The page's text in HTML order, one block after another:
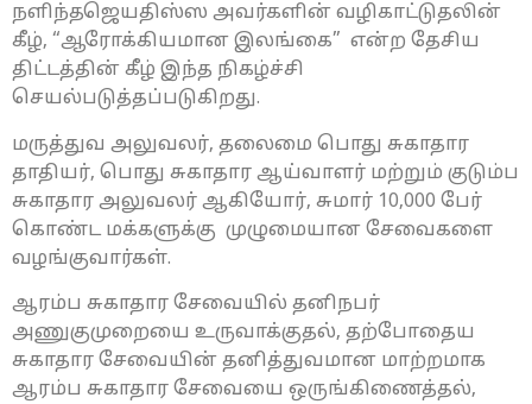
நளிந்தஜெயதிஸ்ஸ அவர்களின் வழிகாட்டுதலின்
கீழ், “ஆரோக்கியமான இலங்கை” என்ற தேசிய
திட்டத்தின் கீழ் இந்த நிகழ்ச்சி
செயல்படுத்தப்படுகிறது.
மருத்துவ அலுவலர், தலைமை பொது சுகாதார
தாதியர், பொது சுகாதார ஆய்வாளர் மற்றும் குடும்ப
சுகாதார அலுவலர் ஆகியோர், சுமார் 10,000 பேர்
கொண்ட மக்களுக்கு முழுமையான சேவைகளை
வழங்குவார்கள்.
ஆரம்ப சுகாதார சேவையில் தனிநபர்
அணுகுமுறையை உருவாக்குதல், தற்போதைய
சுகாதார சேவையின் தனித்துவமான மாற்றமாக
ஆரம்ப சுகாதார சேவையை ஒருங்கிணைத்தல்,